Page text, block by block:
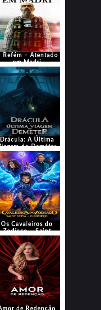
Refém – Atentado
em Madri
Drácula: A Última
do Deméter
Os Cavaleiros do
Zodíaco – Saint
Seiya: O Começo
de Redenção